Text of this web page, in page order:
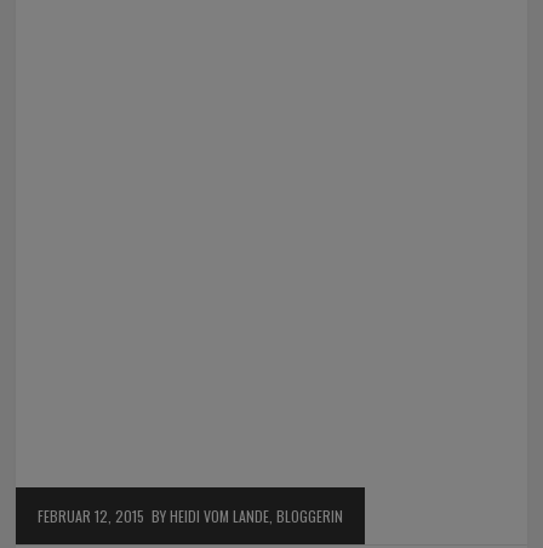
FEBRUAR 12, 2015 BY HEIDI VOM LANDE, BLOGGERIN